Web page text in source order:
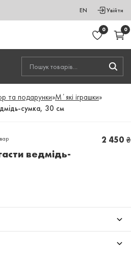
EN Увійти
0 0
та подарунки»Мʼякі іграшки»
сумка, 30 см
ведмідь-
2 450 ₴